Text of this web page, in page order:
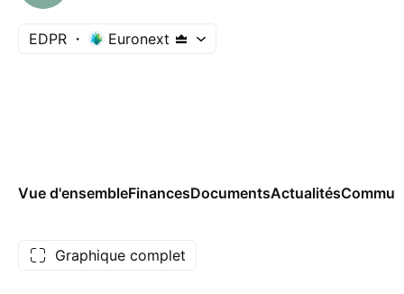
EDPR Euronext
Vue d'ensembleFinancesDocumentsActualités
Graphique complet